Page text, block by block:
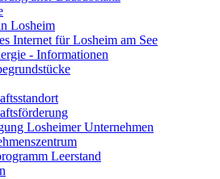
Losheim
Internet für Losheim am See
- Informationen
Losheimer Unternehmen
Leerstand